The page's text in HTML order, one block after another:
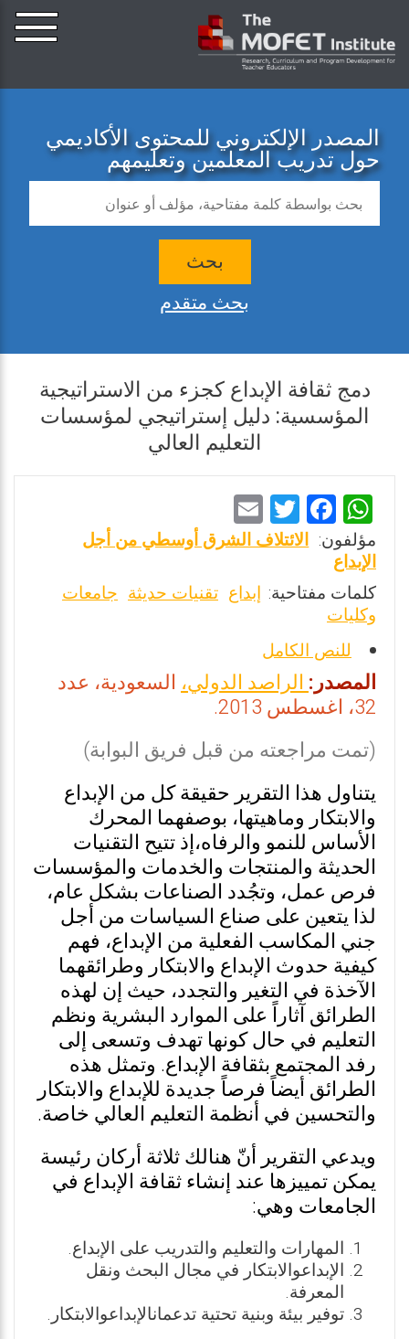
المصدر الإلكتروني للمحتوى الأكاديمي
حول تدريب المعلمين وتعليمهم
بحث
بحث متقدم
دمج ثقافة الإبداع كجزء من الاستراتيجية
المؤسسية: دليل إستراتيجي لمؤسسات
التعليم العالي
W
h
at
s
A
p
p
F
a
b
o
k
T
wi
er
m
l
مؤلفون: الائتلاف الشرق أوسطي من أجل
الإبداع
كلمات مفتاحية: إبداع تقنيات حديثة جامعات
وكليات
للنص الكامل
المصدر:الراصد الدولي، السعودية، عدد
32، اغسطس 2013.
(تمت مراجعته من قبل فريق البوابة)
يتناول هذا التقرير حقيقة كل من الإبداع
والابتكار وماهيتها، بوصفهما المحرك
الأساس للنمو والرفاه،إذ تتيح التقنيات
الحديثة والمنتجات والخدمات والمؤسسات
فرص عمل، وتجُدد الصناعات بشكل عام،
لذا يتعين على صناع السياسات من أجل
جني المكاسب الفعلية من الإبداع، فهم
كيفية حدوث الإبداع والابتكار وطرائقهما
الآخذة في التغير والتجدد، حيث إن لهذه
الطرائق آثاراً على الموارد البشرية ونظم
التعليم في حال كونها تهدف وتسعى إلى
رفد المجتمع بثقافة الإبداع. وتمثل هذه
الطرائق أيضاً فرصاً جديدة للإبداع والابتكار
والتحسين في أنظمة التعليم العالي خاصة.
ويدعي التقرير أنّ هنالك ثلاثة أركان رئيسة
يمكن تمييزها عند إنشاء ثقافة الإبداع في
الجامعات وهي:
المهارات والتعليم والتدريب على الإبداع.
الإبداعوالابتكار في مجال البحث ونقل
المعرفة.
توفير بيئة وبنية تحتية تدعمانالإبداعوالابتكار.